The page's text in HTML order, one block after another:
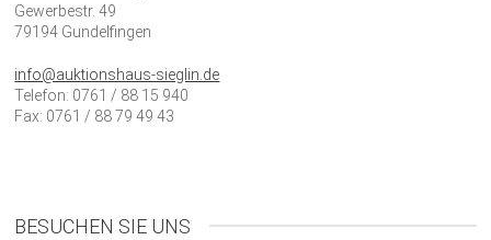
Gewerbestr. 49
79194 Gundelfingen
info@auktionshaus-sieglin.de
Telefon: 0761 / 88 15 940
Fax: 0761 / 88 79 49 43
BESUCHEN SIE UNS